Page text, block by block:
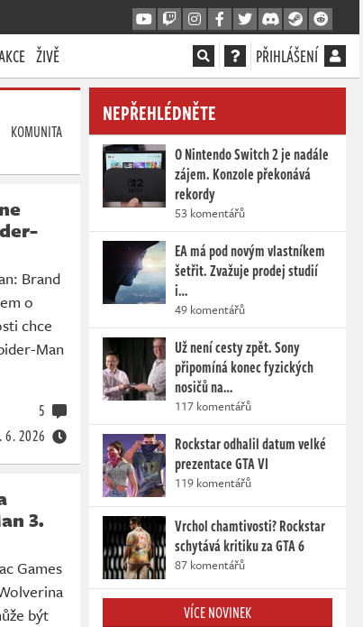
ŽIVĚ PŘIHLÁŠENÍ
KOMUNITA
Brand
o
chce
Man
6. 2026
5
3.
Games
být
NEPŘEHLÉDNĚTE
O Nintendo Switch 2 je nadále
zájem. Konzole překonává
rekordy
53 komentářů
EA má pod novým vlastníkem
šetřit. Zvažuje prodej studií
i…
49 komentářů
Už není cesty zpět. Sony
připomíná konec fyzických
nosičů na…
117 komentářů
Rockstar odhalil datum velké
prezentace GTA VI
119 komentářů
Vrchol chamtivosti? Rockstar
schytává kritiku za GTA 6
87 komentářů
VÍCE NOVINEK